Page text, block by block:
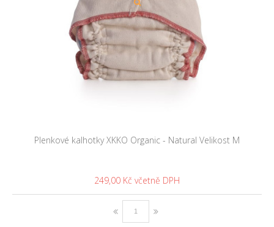
Plenkové kalhotky XKKO Organic - Natural Velikost M
249,00 Kč